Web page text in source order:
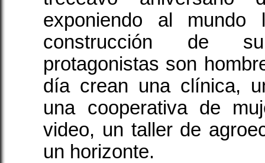
exponiendo al
construcción de
protagonistas son
día crean una clínica,
una cooperativa de
video, un taller de
un horizonte.